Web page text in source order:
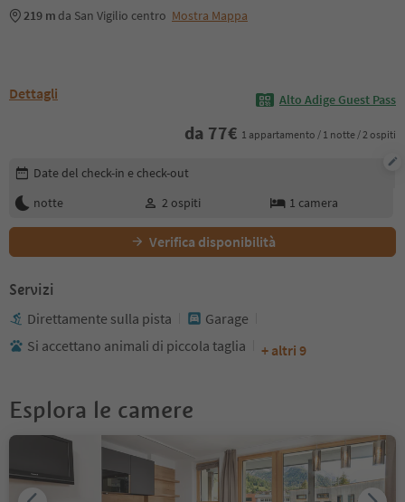
219 m da San Vigilio centro Mostra Mappa
Dettagli Alto Adige Guest Pass
da 77€ 1 appartamento / 1 notte / 2 ospiti
Modifica i dettagli della prenotazione
Date del check-in e check-out
notte
2 ospiti 1 camera
Verifica disponibilità
Servizi
Direttamente sulla pista
Garage
Si accettano animali di piccola taglia
+ altri 9
Esplora le camere